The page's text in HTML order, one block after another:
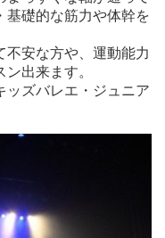
基礎的な筋力や体幹を
不安な方や、運動能力
出来ます。
ッズバレエ・ジュニア